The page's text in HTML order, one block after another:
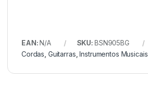
EAN:N/A SKU: BSN905BG
Cordas, Guitarras,Instrumentos Musicais